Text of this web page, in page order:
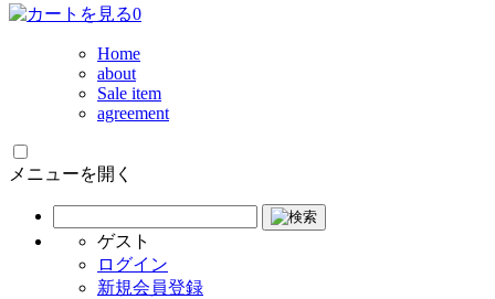
0
Home
about
Sale item
agreement
メニューを開く
ゲスト
ログイン
新規会員登録